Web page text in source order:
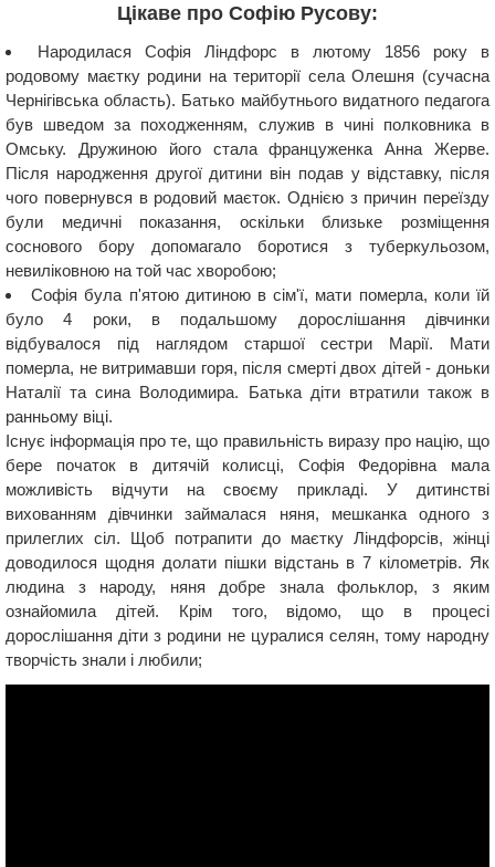
Цікаве про Софію Русову:
Народилася Софія Ліндфорс в лютому 1856 року в
родовому маєтку родини на території села Олешня (сучасна
Чернігівська область). Батько майбутнього видатного педагога
був шведом за походженням, служив в чині полковника в
Омську. Дружиною його стала француженка Анна Жерве.
Після народження другої дитини він подав у відставку, після
чого повернувся в родовий маєток. Однією з причин переїзду
були медичні показання, оскільки близьке розміщення
соснового бору допомагало боротися з туберкульозом,
невиліковною на той час хворобою;
Софія була п'ятою дитиною в сім'ї, мати померла, коли їй
було 4 роки, в подальшому дорослішання дівчинки
відбувалося під наглядом старшої сестри Марії. Мати
померла, не витримавши горя, після смерті двох дітей - доньки
Наталії та сина Володимира. Батька діти втратили також в
ранньому віці.
Існує інформація про те, що правильність виразу про націю, що
бере початок в дитячій колисці, Софія Федорівна мала
можливість відчути на своєму прикладі. У дитинстві
вихованням дівчинки займалася няня, мешканка одного з
прилеглих сіл. Щоб потрапити до маєтку Ліндфорсів, жінці
доводилося щодня долати пішки відстань в 7 кілометрів. Як
людина з народу, няня добре знала фольклор, з яким
ознайомила дітей. Крім того, відомо, що в процесі
дорослішання діти з родини не цуралися селян, тому народну
творчість знали і любили;